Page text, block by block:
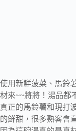
使用新鮮菠菜、馬鈴
材來~~將將！湯品都
真正的馬鈴薯和現打
的鮮甜，很多熟客會